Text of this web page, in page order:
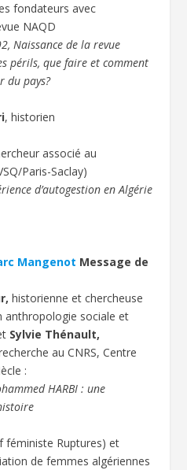
fondateurs avec
NAQD
Naissance de la revue
périls, que faire et comment
du pays?
, historien
associé au
Paris-Saclay)
d’autogestion en Algérie
Mangenot Message de
historienne et chercheuse
anthropologie sociale et
Sylvie Thénault,
au CNRS, Centre
:
HARBI : une
féministe Ruptures) et
de femmes algériennes